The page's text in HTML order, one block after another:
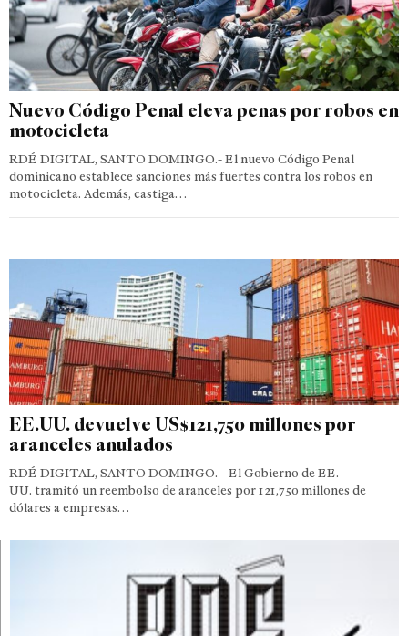
Nuevo Código Penal eleva penas por robos en
motocicleta
RDÉ DIGITAL, SANTO DOMINGO.- El nuevo Código Penal
dominicano establece sanciones más fuertes contra los robos en
motocicleta. Además, castiga…
EE.UU. devuelve US$121,750 millones por
aranceles anulados
RDÉ DIGITAL, SANTO DOMINGO.– El Gobierno de EE.
UU. tramitó un reembolso de aranceles por 121,750 millones de
dólares a empresas…